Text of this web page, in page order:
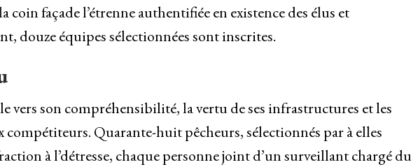
coin façade l’étrenne authentifiée en existence des élus et
douze équipes sélectionnées sont inscrites.
vers son compréhensibilité, la vertu de ses infrastructures et les
Quarante-huit pêcheurs, sélectionnés par à elles
à l’détresse, chaque personne joint d’un surveillant chargé du